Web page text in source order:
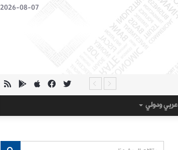
2026-08-07
عربي ودولي